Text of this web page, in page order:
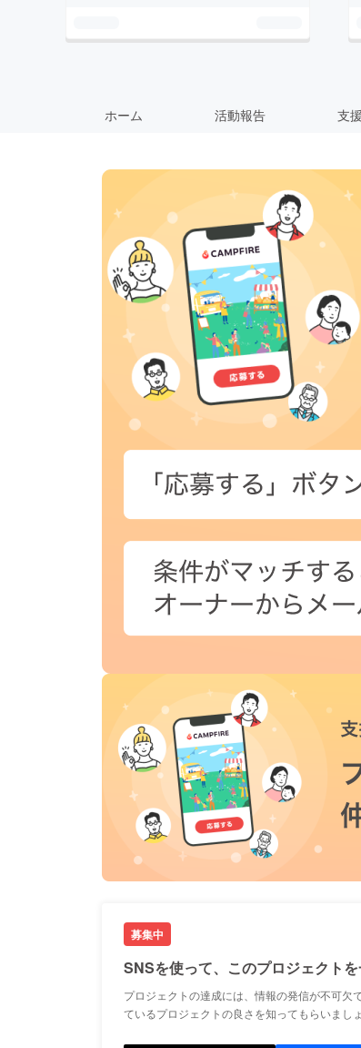
ホーム 活動報告 支
募集中
SNSを使って、このプロジェクト
プロジェクトの達成には、情報の発信が不可欠
ているプロジェクトの良さを知ってもらいまし